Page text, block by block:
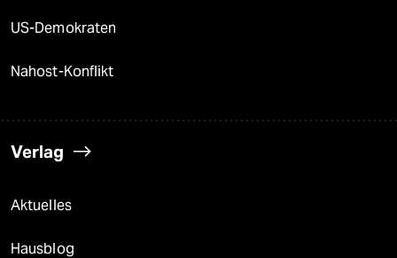
US-Demokraten
Nahost-Konflikt
Verlag
Aktuelles
Hausblog